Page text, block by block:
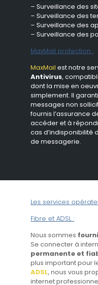
– Surveillance des
– Surveillance des
– Surveillance des
– Surveillance des
MaxMail protection :
MaxMail est notre
Antivirus,
dont la mise en
simplement. Il
messages non
fournis l’assurance
accéder et à
cas d’indisponibilité
de messagerie.
Les services
Fibre et ADSL :
Nous sommes
Se connecter à
permanente et
plus important pour
ADSL, nous vous
internet